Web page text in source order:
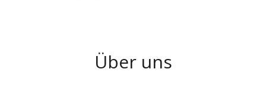
Über uns